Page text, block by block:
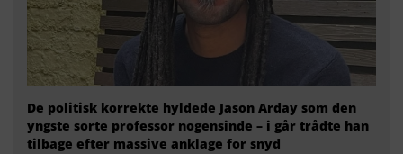
De politisk korrekte hyldede Jason Arday som den
yngste sorte professor nogensinde – i går trådte han
tilbage efter massive anklage for snyd